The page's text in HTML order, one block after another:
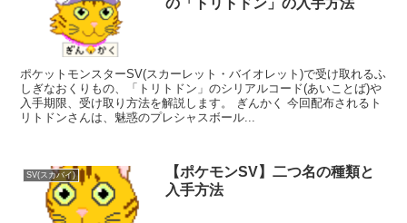
の「トリトドン」の入手方法
ポケットモンスターSV(スカーレット・バイオレット)で受け取れるふ
しぎなおくりもの、「トリトドン」のシリアルコード(あいことば)や
入手期限、受け取り方法を解説します。 ぎんかく 今回配布されるト
リトドンさんは、魅惑のプレシャスボール...
SV(スカバイ)
【ポケモンSV】二つ名の種類と
入手方法